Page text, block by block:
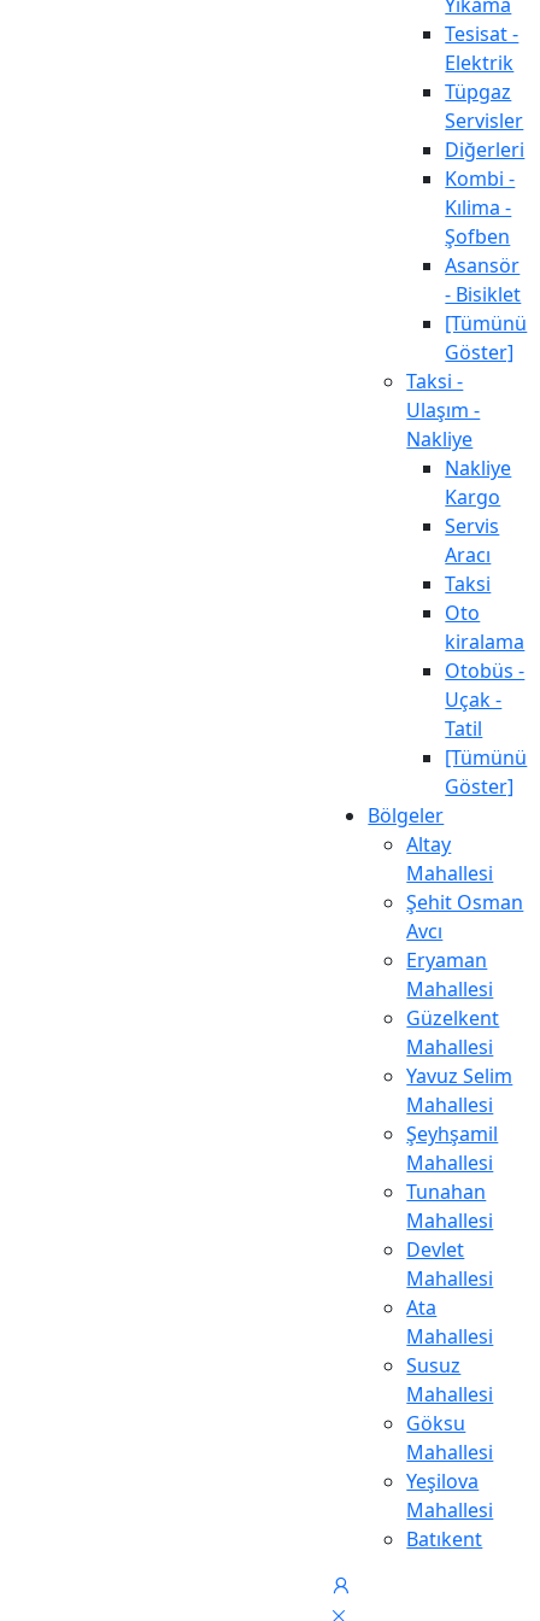
Tesisat -
Elektrik
Tüpgaz
Servisler
Diğerleri
Kombi -
Kılima -
Şofben
Asansör
- Bisiklet
[Tümünü
Göster]
Taksi -
Ulaşım -
Nakliye
Nakliye
Kargo
Servis
Aracı
Taksi
Oto
kiralama
Otobüs -
Uçak -
Tatil
[Tümünü
Göster]
Bölgeler
Altay
Mahallesi
Şehit Osman
Avcı
Eryaman
Mahallesi
Güzelkent
Mahallesi
Yavuz Selim
Mahallesi
Şeyhşamil
Mahallesi
Tunahan
Mahallesi
Devlet
Mahallesi
Ata
Mahallesi
Susuz
Mahallesi
Göksu
Mahallesi
Yeşilova
Mahallesi
Batıkent